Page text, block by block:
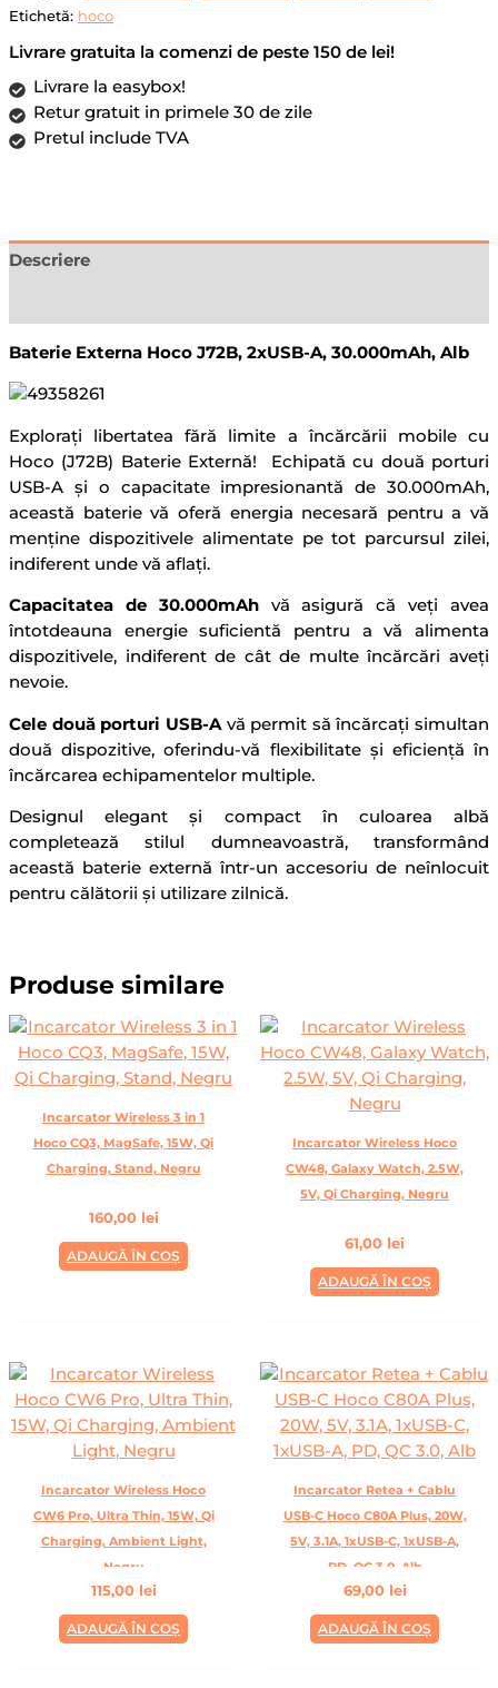
Etichetă: hoco
Livrare gratuita la comenzi de peste 150 de lei!
Livrare la easybox!
Retur gratuit in primele 30 de zile
Pretul include TVA
Descriere
Baterie Externa Hoco J72B, 2xUSB-A, 30.000mAh, Alb
Explorați libertatea fără limite a încărcării mobile cu
Hoco (J72B) Baterie Externă! Echipată cu două porturi
USB-A și o capacitate impresionantă de 30.000mAh,
această baterie vă oferă energia necesară pentru a vă
menține dispozitivele alimentate pe tot parcursul zilei,
indiferent unde vă aflați.
Capacitatea de 30.000mAhvă asigură că veți avea
întotdeauna energie suficientă pentru a vă alimenta
dispozitivele, indiferent de cât de multe încărcări aveți
nevoie.
Cele două porturi USB-Avă permit să încărcați simultan
două dispozitive, oferindu-vă flexibilitate și eficiență în
încărcarea echipamentelor multiple.
Designul elegant și compact în culoarea albă
completează stilul dumneavoastră, transformând
această baterie externă într-un accesoriu de neînlocuit
pentru călătorii și utilizare zilnică.
Produse similare
Incarcator Wireless 3 in 1
Hoco CQ3, MagSafe, 15W, Qi
Charging, Stand, Negru
160,00 lei
ADAUGĂ ÎN COȘ
Incarcator Wireless Hoco
CW48, Galaxy Watch, 2.5W,
5V, Qi Charging, Negru
61,00 lei
ADAUGĂ ÎN COȘ
Incarcator Wireless Hoco
CW6 Pro, Ultra Thin, 15W, Qi
Charging, Ambient Light,
Negru
115,00 lei
ADAUGĂ ÎN COȘ
Incarcator Retea + Cablu
USB-C Hoco C80A Plus, 20W,
5V, 3.1A, 1xUSB-C, 1xUSB-A,
PD, QC 3.0, Alb
69,00 lei
ADAUGĂ ÎN COȘ